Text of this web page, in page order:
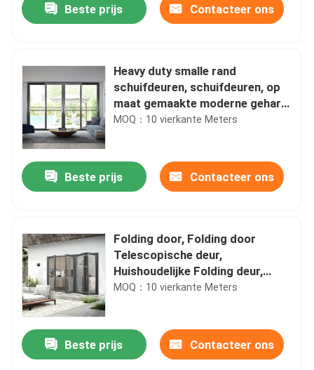
Beste prijs Contacteer ons
Heavy duty smalle rand
schuifdeuren, schuifdeuren, op
maat gemaakte moderne gehard
glas schuifdeuren
MOQ：10 vierkante Meters
Beste prijs Contacteer ons
Folding door, Folding door
Telescopische deur,
Huishoudelijke Folding deur,
Keuken Folding deur, trackless
MOQ：10 vierkante Meters
Beste prijs Contacteer ons